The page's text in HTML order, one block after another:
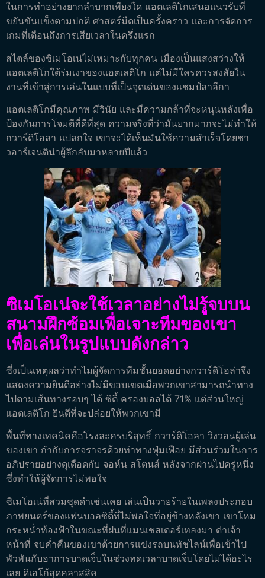
ในการทำอย่างยากลำบากเพียงใด แอตเลติโกเสนอแนวรับที่
ขยันขันแข็งตามปกติ ศาสตร์มืดเป็นครั้งคราว และการจัดการ
เกมที่เตือนถึงการเสียเวลาในครึ่งแรก
สไตล์ของซิเมโอเน่ไม่เหมาะกับทุกคน เมืองเป็นแสงสว่างให้
แอตเลติโกใต้ร่มเงาของแอตเลติโก แต่ไม่มีใครควรสงสัยใน
งานที่เข้าสู่การเล่นในแบบที่เป็นจุดเด่นของแชมป์ลาลีกา
แอตเลติโกมีคุณภาพ มีวินัย และมีความกล้าที่จะหนุนหลังเพื่อ
ป้องกันการโจมตีที่ดีที่สุด ความจริงที่ว่ามันยากมากจะไม่ทำให้
กวาร์ดิโอลา แปลกใจ เขาจะได้เห็นมันใช้ความสำเร็จโดยชา
วอาร์เจนติน่าผู้ลึกลับมาหลายปีแล้ว
ซิเมโอเน่จะใช้เวลาอย่างไม่รู้จบบน
สนามฝึกซ้อมเพื่อเจาะทีมของเขา
เพื่อเล่นในรูปแบบดังกล่าว
ซึ่งเป็นเหตุผลว่าทำไมผู้จัดการทีมชั้นยอดอย่างกวาร์ดิโอล่าจึง
แสดงความยินดีอย่างไม่มีขอบเขตเมื่อพวกเขาสามารถนำทาง
ไปตามเส้นทางรอบๆ ได้ ซิตี้ ครองบอลได้ 71% แต่ส่วนใหญ่
แอตเลติโก ยินดีที่จะปล่อยให้พวกเขามี
พื้นที่ทางเทคนิคคือโรงละครบริสุทธิ์ กวาร์ดิโอลา วิงวอนผู้เล่น
ของเขา กำกับการจราจรด้วยท่าทางฟุ่มเฟือย มีส่วนร่วมในการ
อภิปรายอย่างดุเดือดกับ จอห์น สโตนส์ หลังจากผ่านไปครู่หนึ่ง
ซึ่งทำให้ผู้จัดการไม่พอใจ
ซิเมโอเน่ที่สวมชุดดำเช่นเคย เล่นเป็นวายร้ายในเพลงประกอบ
ภาพยนตร์ของแฟนบอลซิตี้ที่ไม่พอใจที่อยู่ข้างหลังเขา เขาโหม
กระหน่ำท้องฟ้าในขณะที่ฝนที่แมนเชสเตอร์เทลงมา ด่าเจ้า
หน้าที่ จบค่ำคืนของเขาด้วยการแข่งรถบนทัชไลน์เพื่อเข้าไป
พัวพันกับอาการบาดเจ็บในช่วงทดเวลาบาดเจ็บโดยไม่ได้อะไร
เลย ดิเอโก้สุดคลาสสิค